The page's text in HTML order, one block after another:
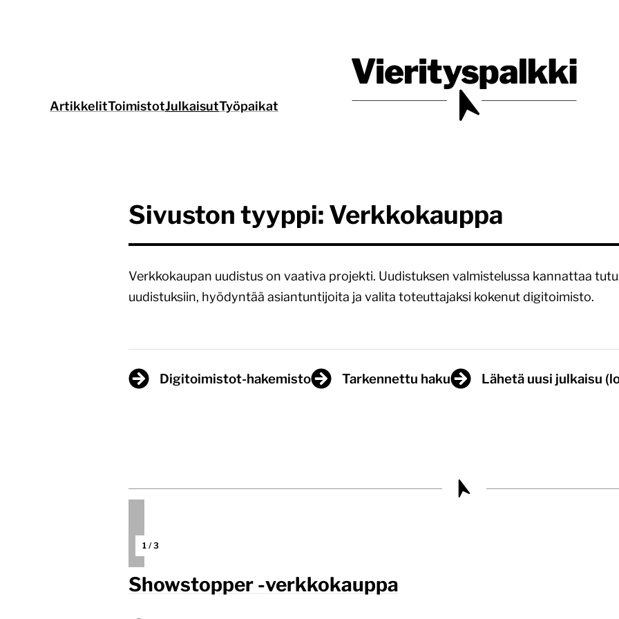
ArtikkelitToimistotJulkaisutTyöpaikat
Vierityspalkki.fi
Sivuston tyyppi: Verkkokauppa
Verkkokaupan uudistus on vaativa projekti. Uudistuksen valmistelussa kannattaa
uudistuksiin, hyödyntää asiantuntijoita ja valita toteuttajaksi kokenut digitoimisto.
Digitoimistot-hakemisto Tarkennettu haku Lähetä uusi julkaisu
1 / 3
Showstopper -verkkokauppa